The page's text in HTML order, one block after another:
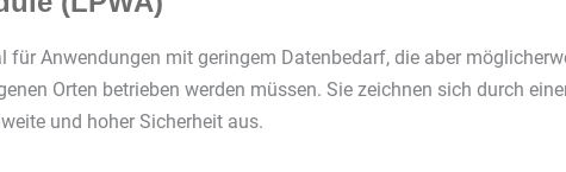
für Anwendungen mit geringem Datenbedarf, die aber
Orten betrieben werden müssen. Sie zeichnen sich durch
und hoher Sicherheit aus.